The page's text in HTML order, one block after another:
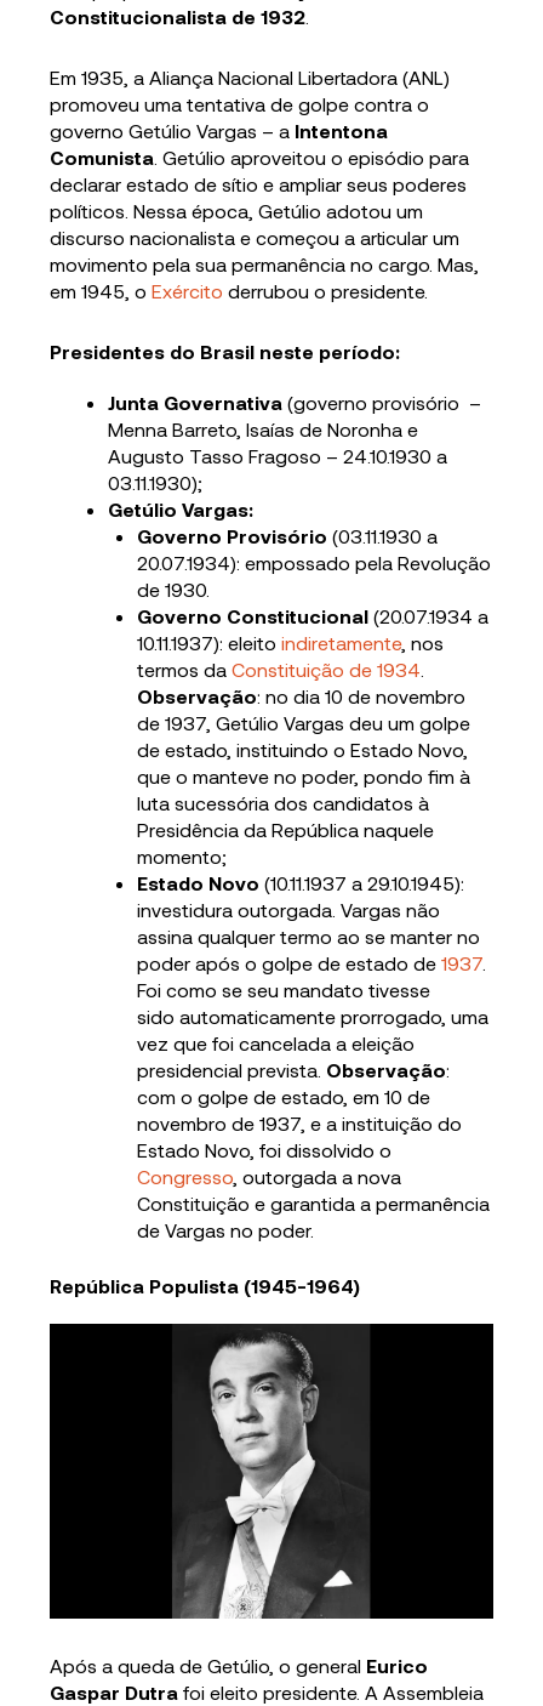
Constitucionalista de 1932
Em 1935, a Aliança Nacional Libertadora (ANL)
promoveu uma tentativa de golpe contra o
governo Getúlio Vargas – a Intentona
Comunista . Getúlio aproveitou o episódio para
declarar estado de sítio e ampliar seus poderes
políticos. Nessa época, Getúlio adotou um
discurso nacionalista e começou a articular um
movimento pela sua permanência no cargo. Mas,
em 1945, oExército derrubou o presidente.
Presidentes do Brasil neste período:
Junta Governativa(governo provisório –
Menna Barreto, Isaías de Noronha e
Augusto Tasso Fragoso – 24.10.1930 a
03.11.1930);
Getúlio Vargas:
Governo Provisório (03.11.1930 a
20.07.1934): empossado pela Revolução
de 1930.
Governo Constitucional (20.07.1934 a
10.11.1937): eleitoindiretamente, nos
termos daConstituição de 1934
Observação: no dia 10 de novembro
de 1937, Getúlio Vargas deu um golpe
de estado, instituindo o Estado Novo,
que o manteve no poder, pondo fim à
luta sucessória dos candidatos à
Presidência da República naquele
momento;
Estado Novo (10.11.1937 a 29.10.1945):
investidura outorgada. Vargas não
assina qualquer termo ao se manter no
poder após o golpe de estado de1937
Foi como se seu mandato tivesse
sido automaticamente prorrogado, uma
vez que foi cancelada a eleição
presidencial prevista. Observação:
com o golpe de estado, em 10 de
novembro de 1937, e a instituição do
Estado Novo, foi dissolvido o
Congresso , outorgada a nova
Constituição e garantida a permanência
de Vargas no poder.
República Populista (1945-1964)
Após a queda de Getúlio, o general Eurico
Gaspar Dutra foi eleito presidente. A Assembleia